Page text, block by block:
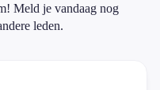
Meld je vandaag nog
leden.